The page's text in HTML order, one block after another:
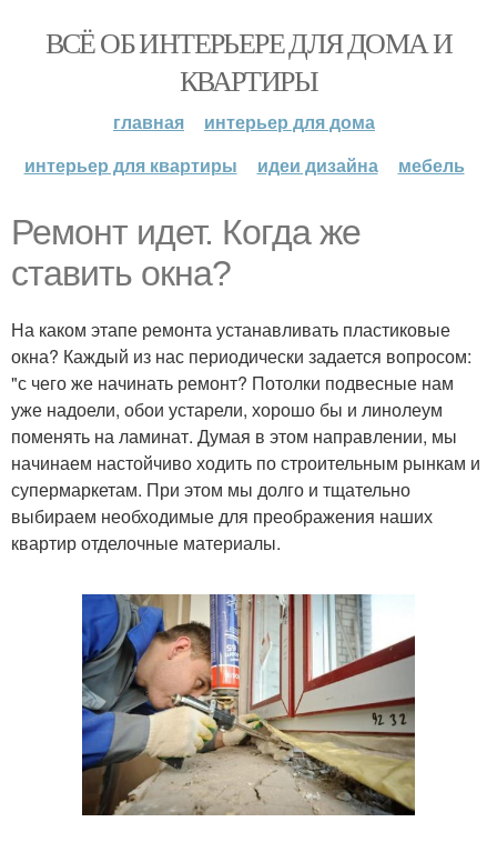
ВСЁ ОБ ИНТЕРЬЕРЕ ДЛЯ ДОМА И
КВАРТИРЫ
главная
интерьер для дома
интерьер для квартиры
идеи дизайна мебель
Ремонт идет. Когда же
ставить окна?
На каком этапе ремонта устанавливать пластиковые
окна? Каждый из нас периодически задается вопросом:
"с чего же начинать ремонт? Потолки подвесные нам
уже надоели, обои устарели, хорошо бы и линолеум
поменять на ламинат. Думая в этом направлении, мы
начинаем настойчиво ходить по строительным рынкам и
супермаркетам. При этом мы долго и тщательно
выбираем необходимые для преображения наших
квартир отделочные материалы.